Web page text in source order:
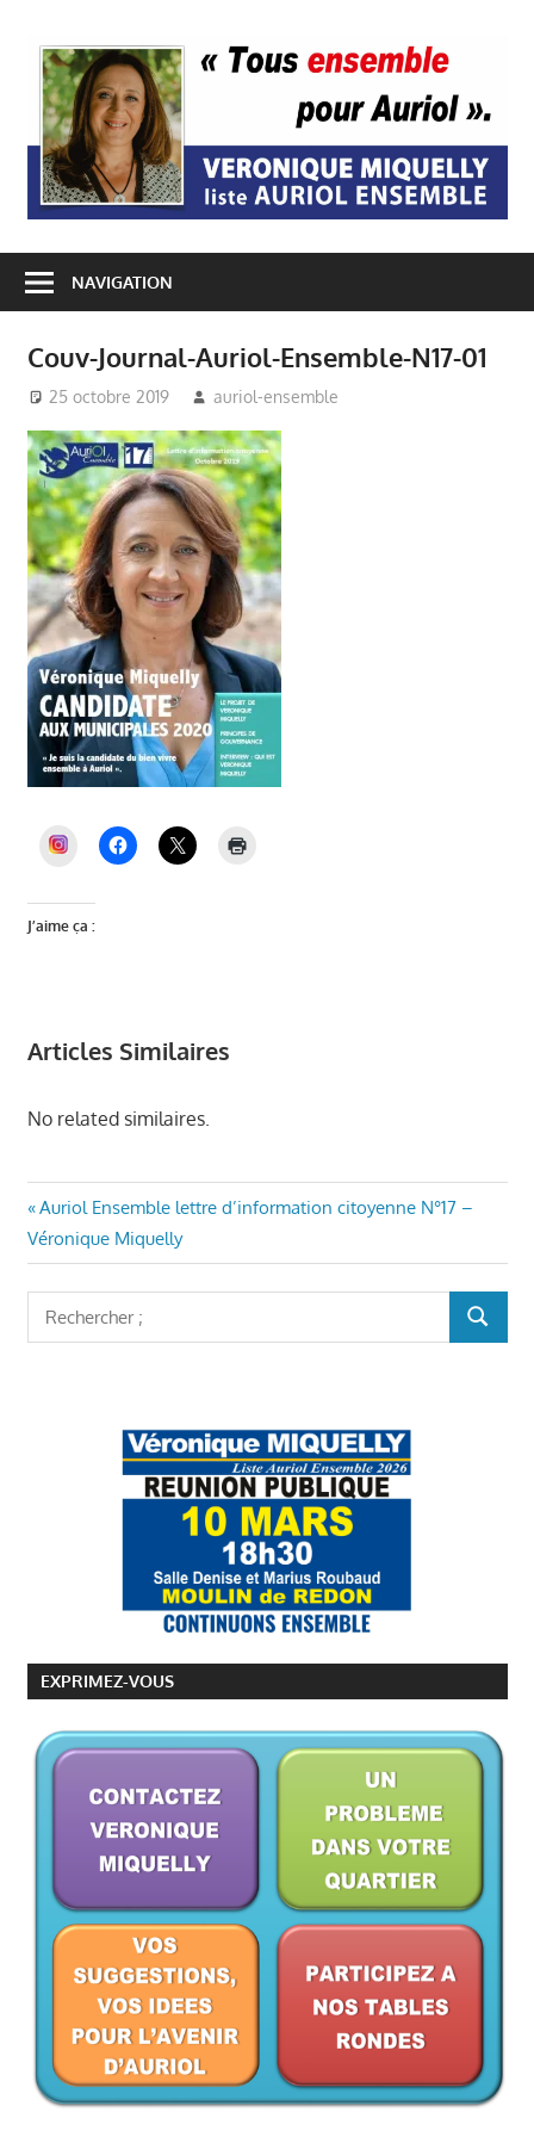
contenu
NAVIGATION
Couv-Journal-Auriol-Ensemble-N17-01
25 octobre 2019 auriol-ensemble
INSTAGRAM
J’aime ça :
Articles Similaires
No related similaires.
Navigation
de
l’article
Article
précédent
:
Auriol Ensemble lettre d’information citoyenne N°17 –
Véronique Miquelly
EXPRIMEZ-VOUS